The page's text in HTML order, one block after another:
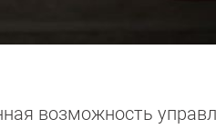
возможность